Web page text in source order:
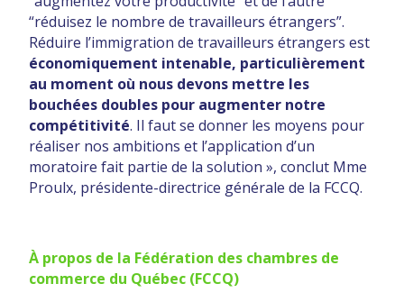
“réduisez le nombre de travailleurs étrangers”.
Réduire l’immigration de travailleurs étrangers est
économiquement intenable, particulièrement
au moment où nous devons mettre les
bouchées doubles pour augmenter notre
compétitivité. Il faut se donner les moyens pour
réaliser nos ambitions et l’application d’un
moratoire fait partie de la solution », conclut Mme
Proulx, présidente-directrice générale de la FCCQ.
À propos de la Fédération des chambres de
commerce du Québec (FCCQ)